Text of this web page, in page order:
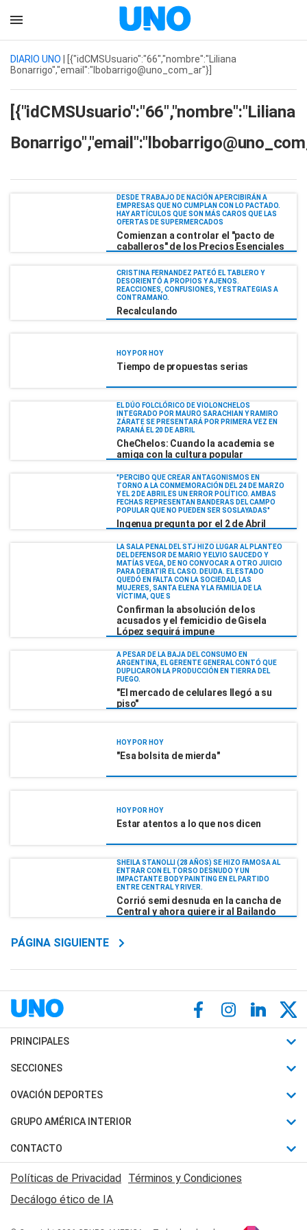
DIARIO UNO | [{"idCMSUsuario":"66","nombre":"Liliana
Bonarrigo","email":"lbobarrigo@uno_com_ar"}]
[{"idCMSUsuario":"66","nombre":"Liliana
DESDE TRABAJO DE NACIÓN APERCIBIRÁN A
EMPRESAS QUE NO CUMPLAN CON LO PACTADO.
HAY ARTÍCULOS QUE SON MÁS CAROS QUE LAS
OFERTAS DE SUPERMERCADOS
Comienzan a controlar el "pacto de
caballeros" de los Precios Esenciales
CRISTINA FERNANDEZ PATEÓ EL TABLERO Y
DESORIENTÓ A PROPIOS Y AJENOS.
REACCIONES, CONFUSIONES, Y ESTRATEGIAS A
CONTRAMANO.
Recalculando
HOY POR HOY
Tiempo de propuestas serias
EL DÚO FOLCLÓRICO DE VIOLONCHELOS
INTEGRADO POR MAURO SARACHIAN Y RAMIRO
ZÁRATE SE PRESENTARÁ POR PRIMERA VEZ EN
PARANÁ EL 20 DE ABRIL
CheChelos: Cuando la academia se
amiga con la cultura popular
"PERCIBO QUE CREAR ANTAGONISMOS EN
TORNO A LA CONMEMORACIÓN DEL 24 DE MARZO
Y EL 2 DE ABRIL ES UN ERROR POLÍTICO. AMBAS
FECHAS REPRESENTAN BANDERAS DEL CAMPO
POPULAR QUE NO PUEDEN SER SOSLAYADAS"
Ingenua pregunta por el 2 de Abril
LA SALA PENAL DEL STJ HIZO LUGAR AL PLANTEO
DEL DEFENSOR DE MARIO Y ELVIO SAUCEDO Y
MATÍAS VEGA, DE NO CONVOCAR A OTRO JUICIO
PARA DEBATIR EL CASO. DEUDA. EL ESTADO
QUEDÓ EN FALTA CON LA SOCIEDAD, LAS
MUJERES, SANTA ELENA Y LA FAMILIA DE LA
VÍCTIMA, QUE S
Confirman la absolución de los
acusados y el femicidio de Gisela
López seguirá impune
A PESAR DE LA BAJA DEL CONSUMO EN
ARGENTINA, EL GERENTE GENERAL CONTÓ QUE
DUPLICARON LA PRODUCCIÓN EN TIERRA DEL
FUEGO.
"El mercado de celulares llegó a su
piso"
HOY POR HOY
"Esa bolsita de mierda"
HOY POR HOY
Estar atentos a lo que nos dicen
SHEILA STANOLLI (28 AÑOS) SE HIZO FAMOSA AL
ENTRAR CON EL TORSO DESNUDO Y UN
IMPACTANTE BODY PAINTING EN EL PARTIDO
ENTRE CENTRAL Y RIVER.
Corrió semi desnuda en la cancha de
Central y ahora quiere ir al Bailando
PÁGINA SIGUIENTE
PRINCIPALES
Últimas Noticias
Política
Judiciales
Economia
SECCIONES
Horóscopo
Motores
Trucos caseros
Series y Películas
Edictos y Solicitadas
OVACIÓN DEPORTES
Fútbol
Mundial
Automovilismo
Rugby
GRUPO AMÉRICA INTERIOR
Canal 7 en Vivo
CONTACTO
Acerca de Nosotros
Contactanos
Políticas de Privacidad Términos y Condiciones
Decálogo ético de IA